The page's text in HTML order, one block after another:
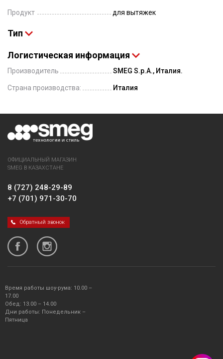
Продукт для вытяжек
Тип
Логистическая информация
Производитель SMEG S.p.A., Италия.
Страна производства: Италия
ОФИЦИАЛЬНЫЙ МАГАЗИН
SMEG В КАЗАХСТАНЕ
8 (727) 248-29-89
+7 (701) 971-30-70
Обратный звонок
Время работы шоу-рума: 10.00 –
17.00
Обед: 13.00 – 14.00
Дни работы: Понедельник –
Пятница